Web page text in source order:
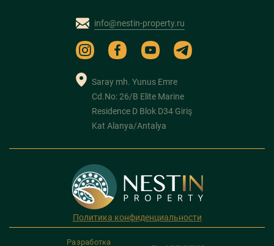
info@nestin-property.ru
Saray mh. Yunus Emre
Cd.No: 26/B Elite Marine
Residence D Blok D34 Giriş
Kat Alanya/Antalya
Политика конфиденциальности
Разработка